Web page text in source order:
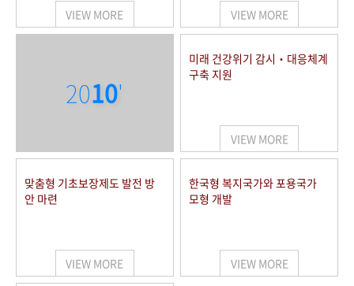
VIEW MORE VIEW MORE
2010'
미래 건강위기 감시‧대응체계
구축 지원
VIEW MORE
맞춤형 기초보장제도 발전 방
안 마련
VIEW MORE
한국형 복지국가와 포용국가
모형 개발
VIEW MORE